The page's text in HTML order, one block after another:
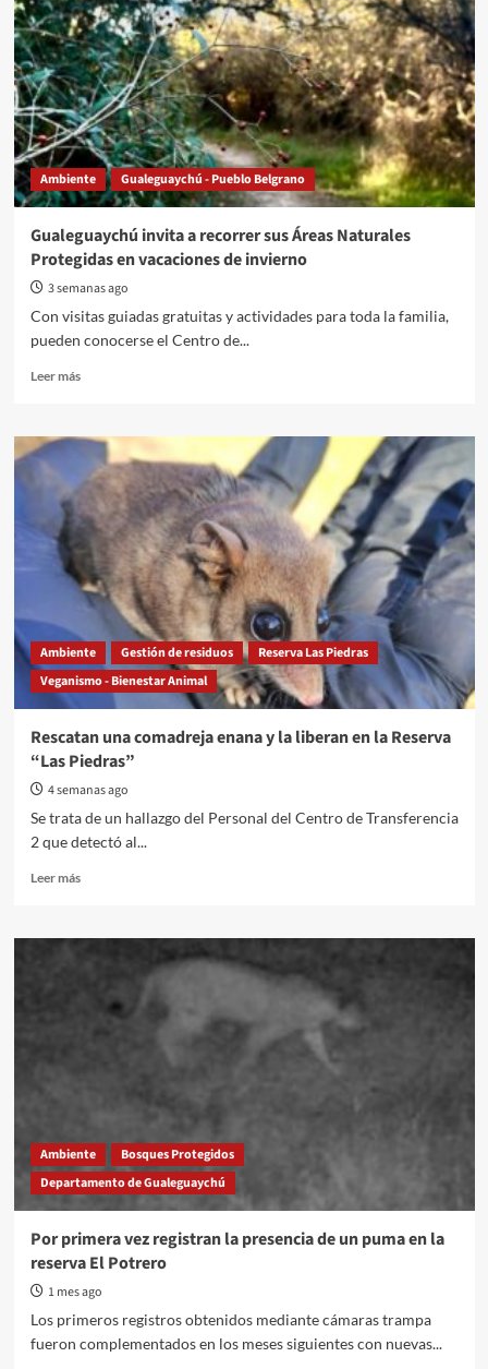
Claves
para
conocer
y
prevenir
encuentros
con
yarará
grande
Ambiente Gualeguaychú - Pueblo Belgrano
Gualeguaychú invita a recorrer sus Áreas Naturales
Protegidas en vacaciones de invierno
3 semanas ago
Con visitas guiadas gratuitas y actividades para toda la familia,
pueden conocerse el Centro de...
Leer másRead
Gualeguaychú
a
recorrer
sus
Áreas
Naturales
Protegidas
en
vacaciones
de
invierno
Ambiente Gestión de residuos
Reserva Las Piedras
Veganismo - Bienestar Animal
Rescatan una comadreja enana y la liberan en la Reserva
“Las Piedras”
4 semanas ago
Se trata de un hallazgo del Personal del Centro de Transferencia
2 que detectó al...
Leer másRead
Rescatan
enana
“Las
Piedras”
Ambiente
Bosques Protegidos
Departamento de Gualeguaychú
Por primera vez registran la presencia de un puma en la
reserva El Potrero
1 mes ago
Los primeros registros obtenidos mediante cámaras trampa
fueron complementados en los meses siguientes con nuevas...